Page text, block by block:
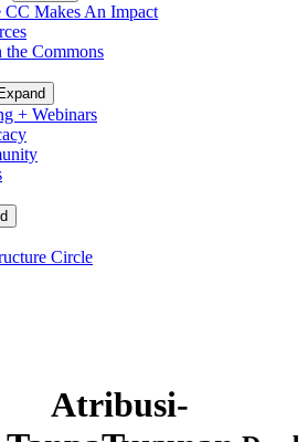
CC Makes An Impact
the Commons
Expand
+ Webinars
Circle
Atribusi-